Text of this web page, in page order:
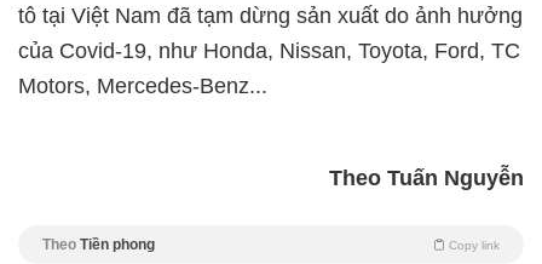
tô tại Việt Nam đã tạm dừng sản xuất do ảnh hưởng
của Covid-19, như Honda, Nissan, Toyota, Ford, TC
Motors, Mercedes-Benz...
Theo Tuấn Nguyễn
Theo Tiền phong Copy link